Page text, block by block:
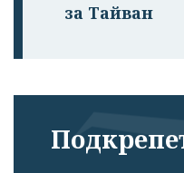
за Тайван